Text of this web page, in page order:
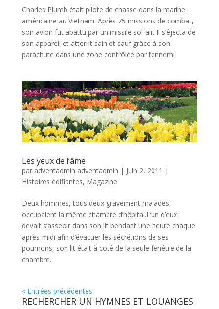
Charles Plumb était pilote de chasse dans la marine
américaine au Vietnam. Après 75 missions de combat,
son avion fut abattu par un missile sol-air. Il s’éjecta de
son appareil et atterrit sain et sauf grâce à son
parachute dans une zone contrôlée par l’ennemi.
Les yeux de l’âme
par adventadmin adventadmin | Juin 2, 2011 |
Histoires édifiantes, Magazine
Deux hommes, tous deux gravement malades,
occupaient la même chambre d’hôpital.L’un d’eux
devait s’asseoir dans son lit pendant une heure chaque
après-midi afin d’évacuer les sécrétions de ses
poumons, son lit était à coté de la seule fenêtre de la
chambre.
« Entrées précédentes
RECHERCHER UN HYMNES ET LOUANGES